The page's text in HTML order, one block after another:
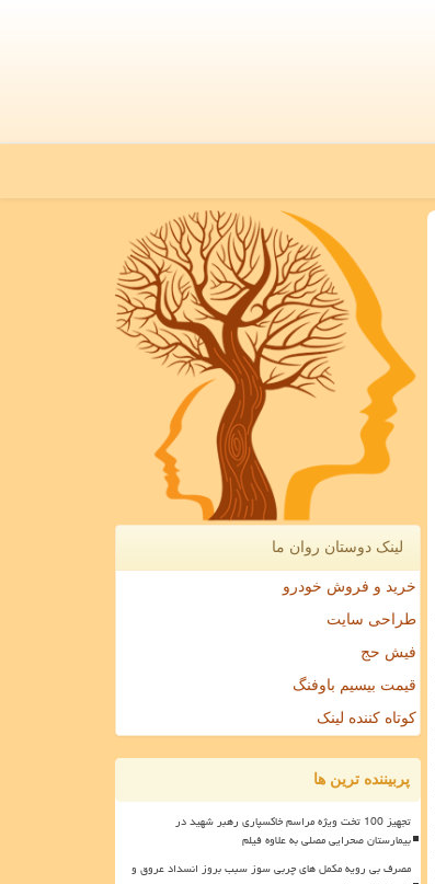
لینک دوستان روان ما
خرید و فروش خودرو
طراحی سایت
فیش حج
قیمت بیسیم باوفنگ
کوتاه کننده لینک
پربیننده ترین ها
تجهیز 100 تخت ویژه مراسم خاکسپاری رهبر شهید در
بیمارستان صحرایی مصلی به علاوه فیلم
مصرف بی رویه مکمل های چربی سوز سبب بروز انسداد عروق و